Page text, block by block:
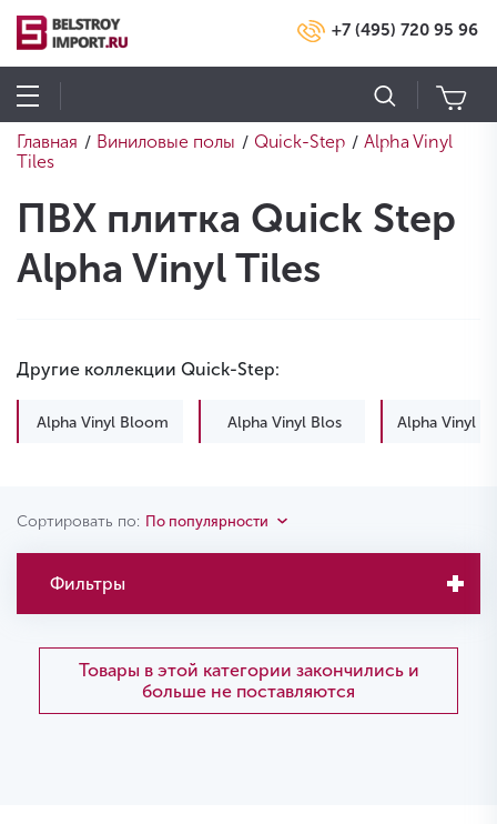
+7 (495) 720 95 96
Главная / Виниловые полы / Quick-Step / Alpha Vinyl
Tiles
ПВХ плитка Quick Step
Alpha Vinyl Tiles
Другие коллекции Quick-Step:
Alpha Vinyl Bloom Alpha Vinyl Blos Alpha Vinyl
Сортировать по: По популярности
Фильтры
Товары в этой категории закончились и
больше не поставляются